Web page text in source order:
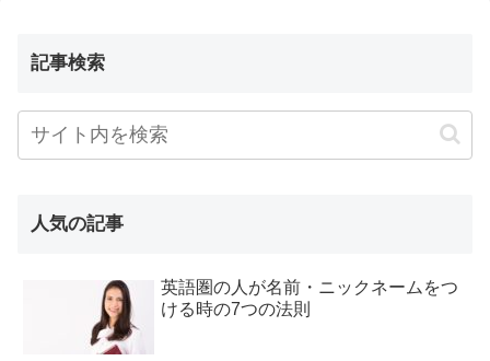
記事検索
人気の記事
英語圏の人が名前・ニックネームをつ
ける時の7つの法則